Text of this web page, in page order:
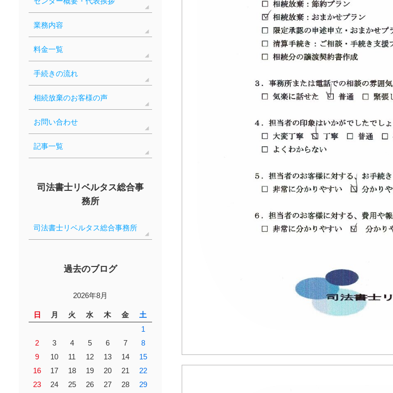
業務内容
料金一覧
手続きの流れ
相続放棄のお客様の声
お問い合わせ
記事一覧
司法書士リベルタス総合事
務所
司法書士リベルタス総合事務所
過去のブログ
2026年8月
日 月 火 水 木 金 土
1
2
3 4 5 6 7
8
9
10 11 12 13 14
15
16
17 18 19 20 21
22
23
24 25 26 27 28
29